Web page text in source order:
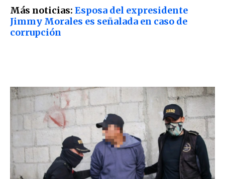
Más noticias: Esposa del expresidente
Jimmy Morales es señalada en caso de
corrupción